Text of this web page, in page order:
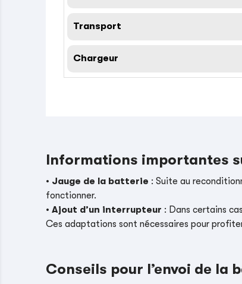
Transport
Chargeur
Informations importantes
• Jauge de la batterie : Suite au
fonctionner.
•Ajout d’un interrupteur : Dans certains
Ces adaptations sont nécessaires pour
Conseils pour l’envoi de la